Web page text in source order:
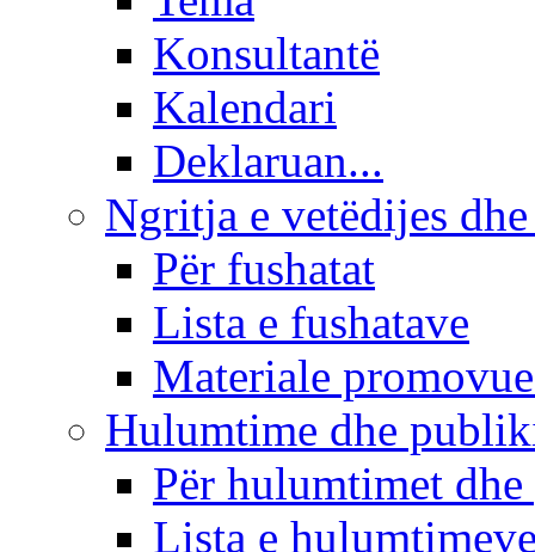
Konsultantë
Kalendari
Deklaruan...
Ngritja e vetëdijes
Për fushatat
Lista e fushatave
Materiale
Hulumtime dhe
Për hulumtimet
Lista e